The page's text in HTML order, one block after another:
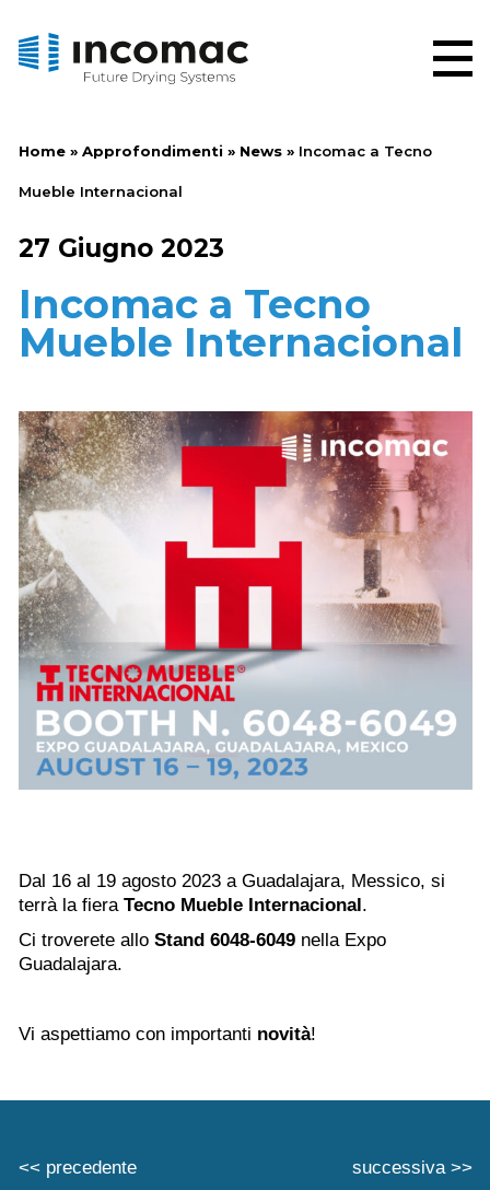
Home» Approfondimenti » News» Incomac a Tecno
Mueble Internacional
27 Giugno 2023
Incomac a Tecno
Mueble Internacional
Dal 16 al 19 agosto 2023 a Guadalajara, Messico, si
terrà la fiera Tecno Mueble Internacional.
Ci troverete allo Stand 6048-6049nella Expo
Guadalajara.
Vi aspettiamo con importanti novità!
<< precedente successiva >>